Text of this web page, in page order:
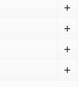
+
+
+
+